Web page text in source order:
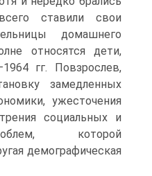
ставили свои
домашнего
относятся дети,
гг. Повзрослев,
замедленных
ужесточения
социальных и
которой
демографическая